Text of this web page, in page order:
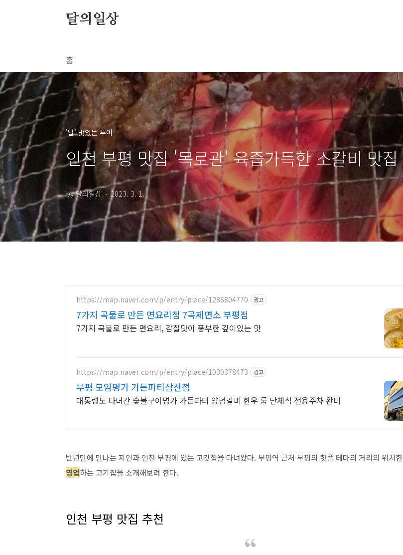
달의일상
홈
'달' 맛있는 투어
인천 부평 맛집 '목로관' 육즙가득한 소갈비 맛집
by 달의일상 2023. 3. 1.
https://map.naver.com/p/entry/place/1286804770 광고
7가지 곡물로 만든 면요리점 7곡제면소 부평점
7가지 곡물로 만든 면요리, 감칠맛이 풍부한 깊이있는 맛
https://map.naver.com/p/entry/place/1030378473 광고
부평 모임명가 가든파티삼산점
대통령도 다녀간 숯불구이명가 가든파티 양념갈비 한우 룸 단체석 전용주차 완비
반년만에 만나는 지인과 인천 부평에 있는 고깃집을 다녀왔다. 부평역 근처 부평의 핫플 테마의 거리의 위치한
영업하는 고기집을 소개해보려 한다.
인천 부평 맛집 추천